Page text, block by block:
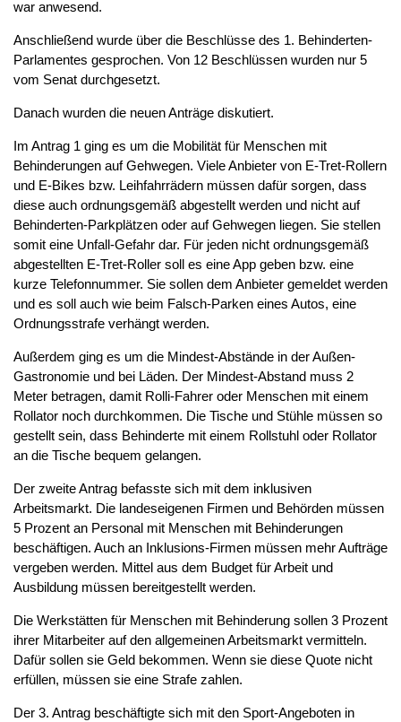
war anwesend.
Anschließend wurde über die Beschlüsse des 1. Behinderten-
Parlamentes gesprochen. Von 12 Beschlüssen wurden nur 5
vom Senat durchgesetzt.
Danach wurden die neuen Anträge diskutiert.
Im Antrag 1 ging es um die Mobilität für Menschen mit
Behinderungen auf Gehwegen. Viele Anbieter von E-Tret-Rollern
und E-Bikes bzw. Leihfahrrädern müssen dafür sorgen, dass
diese auch ordnungsgemäß abgestellt werden und nicht auf
Behinderten-Parkplätzen oder auf Gehwegen liegen. Sie stellen
somit eine Unfall-Gefahr dar. Für jeden nicht ordnungsgemäß
abgestellten E-Tret-Roller soll es eine App geben bzw. eine
kurze Telefonnummer. Sie sollen dem Anbieter gemeldet werden
und es soll auch wie beim Falsch-Parken eines Autos, eine
Ordnungsstrafe verhängt werden.
Außerdem ging es um die Mindest-Abstände in der Außen-
Gastronomie und bei Läden. Der Mindest-Abstand muss 2
Meter betragen, damit Rolli-Fahrer oder Menschen mit einem
Rollator noch durchkommen. Die Tische und Stühle müssen so
gestellt sein, dass Behinderte mit einem Rollstuhl oder Rollator
an die Tische bequem gelangen.
Der zweite Antrag befasste sich mit dem inklusiven
Arbeitsmarkt. Die landeseigenen Firmen und Behörden müssen
5 Prozent an Personal mit Menschen mit Behinderungen
beschäftigen. Auch an Inklusions-Firmen müssen mehr Aufträge
vergeben werden. Mittel aus dem Budget für Arbeit und
Ausbildung müssen bereitgestellt werden.
Die Werkstätten für Menschen mit Behinderung sollen 3 Prozent
ihrer Mitarbeiter auf den allgemeinen Arbeitsmarkt vermitteln.
Dafür sollen sie Geld bekommen. Wenn sie diese Quote nicht
erfüllen, müssen sie eine Strafe zahlen.
Der 3. Antrag beschäftigte sich mit den Sport-Angeboten in